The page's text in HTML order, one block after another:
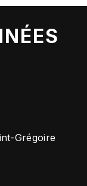
Grégoire